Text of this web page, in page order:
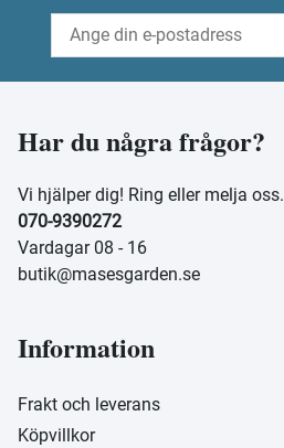
Har du några frågor?
Vi hjälper dig! Ring eller melja oss.
070-9390272
Vardagar 08 - 16
butik@masesgarden.se
Information
Frakt och leverans
Köpvillkor